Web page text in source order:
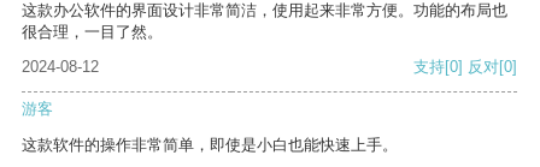
这款办公软件的界面设计非常简洁，使用起来非常方便。功能的布局也
很合理，一目了然。
2024-08-12
支持[0] 反对[0]
游客
这款软件的操作非常简单，即使是小白也能快速上手。